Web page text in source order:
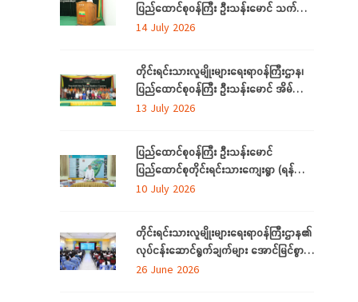
ပြည်ထောင်စုဝန်ကြီး ဦးသန်းမောင် သက်မွေး
ပညာသင်တန်းများ သင်တန်းဆင်းပွဲ
14 July 2026
တိုင်းရင်းသားလူမျိုးများရေးရာဝန်ကြီးဌာန၊
ပြည်ထောင်စုဝန်ကြီး ဦးသန်းမောင် အိမ်သုံး
ဆိုလာများ လွှဲပြောင်းထောက်ပံ့ပေးခြင်း
13 July 2026
ပြည်ထောင်စုဝန်ကြီး ဦးသန်းမောင်
ပြည်ထောင်စုတိုင်းရင်းသားကျေးရွာ (ရန်ကုန်)
အဆင့်မြှင့်တင်လုပ်ငန်းဆောင်ရွက်မှုများအား
10 July 2026
တိုင်းရင်းသားလူမျိုးများရေးရာဝန်ကြီးဌာန၏
လုပ်ငန်းဆောင်ရွက်ချက်များ အောင်မြင်စွာ
အကောင်အထည်ဖော်နိုင်ရေးအတွက်
26 June 2026